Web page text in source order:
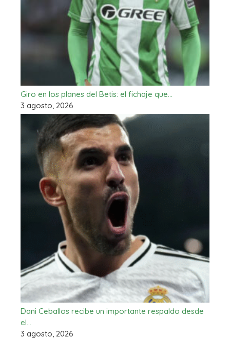
Giro en los planes del Betis: el fichaje que…
3 agosto, 2026
Dani Ceballos recibe un importante respaldo desde
el…
3 agosto, 2026